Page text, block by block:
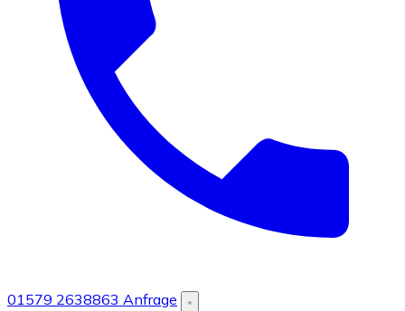
01579 2638863 Anfrage